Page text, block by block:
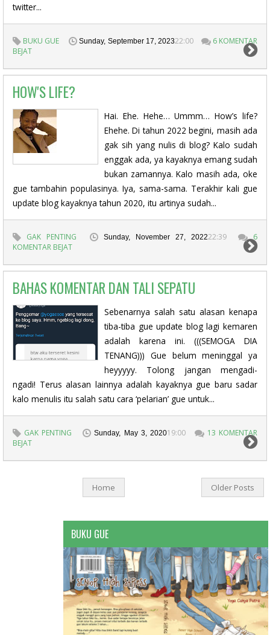
twitter...
BUKU GUE Sunday, September 17, 202322:00
6 KOMENTAR
BEJAT
HOW'S LIFE?
Hai. Ehe. Hehe… Ummm… How’s life?
Ehehe. Di tahun 2022 begini, masih ada
gak sih yang nulis di blog? Kalo sudah
enggak ada, ya kayaknya emang sudah
bukan zamannya. Kalo masih ada, oke
gue tambahin populasinya. Iya, sama-sama. Terakhir kali gue
update blog kayaknya tahun 2020, itu artinya sudah...
GAK PENTING Sunday, November 27, 202222:39
6
KOMENTAR BEJAT
BAHAS KOMENTAR DAN TALI SEPATU
Sebenarnya salah satu alasan kenapa
tiba-tiba gue update blog lagi kemaren
adalah karena ini. (((SEMOGA DIA
TENANG))) Gue belum meninggal ya
heyyyyy. Tolong jangan mengadi-
ngadi! Terus alasan lainnya adalah kayaknya gue baru sadar
kalo menulis itu salah satu cara ‘pelarian’ gue untuk...
GAK PENTING Sunday, May 3, 202019:00
13 KOMENTAR
BEJAT
Older Posts
Home
BUKU GUE